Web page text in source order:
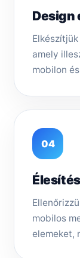
Design
amely
mobilon
04
mobilos
elemeket,